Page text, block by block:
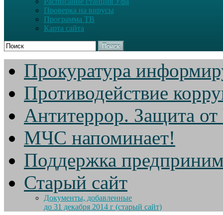
Проверка на вирусы
Программа ТВ
Карта сайта
Поиск
Прокуратура
Противодействие
Антитеррор. Защита
МЧС напоминает!
Поддержка
Старый сайт
Документы, добавленные
до 31 декабря 2014 г (старый сайт)